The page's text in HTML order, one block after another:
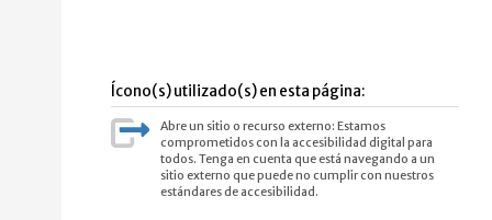
Ícono(s) utilizado(s) en esta página:
Abre un sitio o recurso externo: Estamos
comprometidos con la accesibilidad digital para
todos. Tenga en cuenta que está navegando a un
sitio externo que puede no cumplir con nuestros
estándares de accesibilidad.